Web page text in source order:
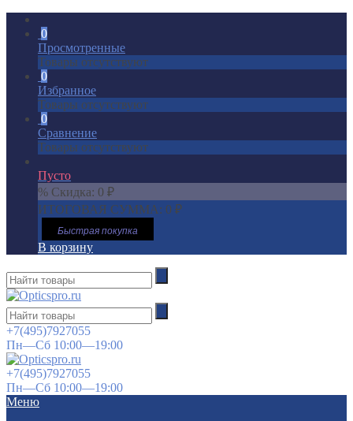
0
Просмотренные
Товары отсутствуют
0
Избранное
Товары отсутствуют
0
Сравнение
Товары отсутствуют
Пусто
% Скидка: 0 ₽
ИТОГОВАЯ СУММА: 0 ₽
Быстрая покупка
В корзину
+7(495)7927055
Пн—Сб 10:00—19:00
+7(495)7927055
Пн—Сб 10:00—19:00
Меню